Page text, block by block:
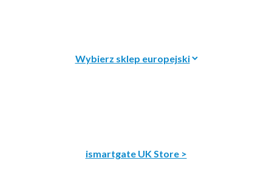
ismartgate UK Store >